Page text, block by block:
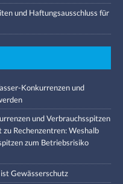
und Haftungsausschluss für
Konkurrenzen und
und Verbrauchsspitzen
zu Rechenzentren: Weshalb
zum Betriebsrisiko
Gewässerschutz